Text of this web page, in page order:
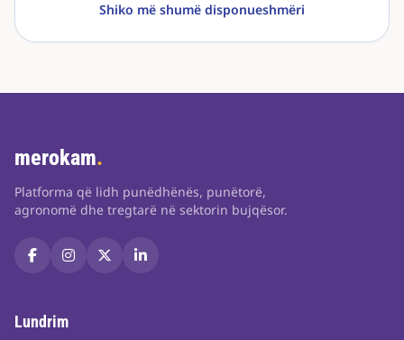
Shiko më shumë disponueshmëri
merokam.
Platforma që lidh punëdhënës, punëtorë,
agronomë dhe tregtarë në sektorin bujqësor.
Lundrim